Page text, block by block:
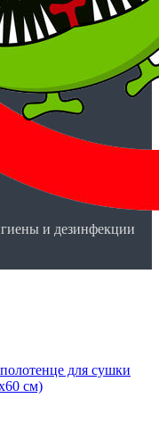
и дезинфекции
для сушки
см)